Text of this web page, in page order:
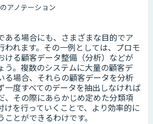
アノテーション
ある場合にも、さまざまな目的でア
われます。その一例としては、プロモ
ける顧客データ整備（分析）などが
う。複数のシステムに大量の顧客デ
る場合、それらの顧客データを分析
一度すべてのデータを抽出しなければ
、その際にあらかじめ定めた分類項
けを行っていくことで、より効率的に
とができるわけです。